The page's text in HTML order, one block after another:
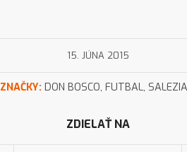
15. JÚNA 2015
ZNAČKY: DON BOSCO, FUTBAL,
ZDIELAŤ NA